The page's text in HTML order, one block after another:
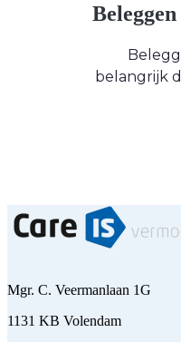
belangrijk
Mgr. C. Veermanlaan 1G
1131 KB Volendam